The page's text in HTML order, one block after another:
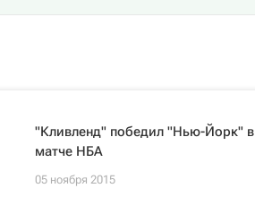
"Кливленд" победил "Нью-Йорк" в
матче НБА
05 ноября 2015